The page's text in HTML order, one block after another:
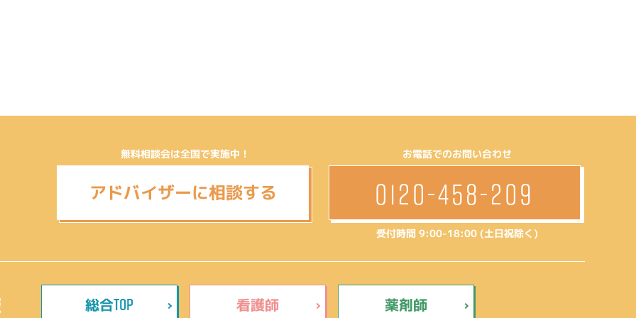
無料相談会は全国で実施中！
アドバイザーに相談する
お電話でのお問い合わせ
0120-458-209
受付時間 9:00-18:00 (土日祝除く)
総合TOP 看護師 薬剤師